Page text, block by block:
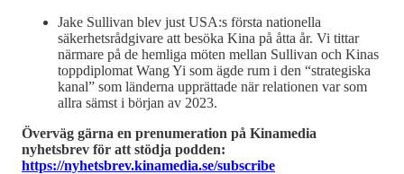
Jake Sullivan blev just USA:s första nationella
säkerhetsrådgivare att besöka Kina på åtta år. Vi tittar
närmare på de hemliga möten mellan Sullivan och Kinas
toppdiplomat Wang Yi som ägde rum i den “strategiska
kanal” som länderna upprättade när relationen var som
allra sämst i början av 2023.
Överväg gärna en prenumeration på Kinamedia
nyhetsbrev för att stödja podden:
https://nyhetsbrev.kinamedia.se/subscribe